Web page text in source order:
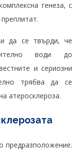
генеза, с
да се твърди, че
води до
и сериозни
трябва да се
атеросклероза.
предразположение.